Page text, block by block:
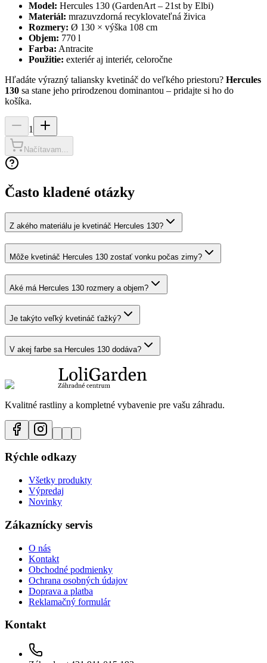
Model: Hercules 130 (GardenArt – 21st by Elbi)
Materiál: mrazuvzdorná recyklovateľná živica
Rozmery: Ø 130 × výška 108 cm
Objem: 770 l
Farba: Antracite
Použitie: exteriér aj interiér, celoročne
Hľadáte výrazný taliansky kvetináč do veľkého priestoru? Hercules
130 sa stane jeho prirodzenou dominantou – pridajte si ho do
košíka.
1
Načítavam...
Často kladené otázky
Z akého materiálu je kvetináč Hercules 130?
Môže kvetináč Hercules 130 zostať vonku počas zimy?
Aké má Hercules 130 rozmery a objem?
Je takýto veľký kvetináč ťažký?
V akej farbe sa Hercules 130 dodáva?
Kvalitné rastliny a kompletné vybavenie pre vašu záhradu.
Rýchle odkazy
Všetky produkty
Výpredaj
Novinky
Zákaznícky servis
O nás
Kontakt
Obchodné podmienky
Ochrana osobných údajov
Doprava a platba
Reklamačný formulár
Kontakt